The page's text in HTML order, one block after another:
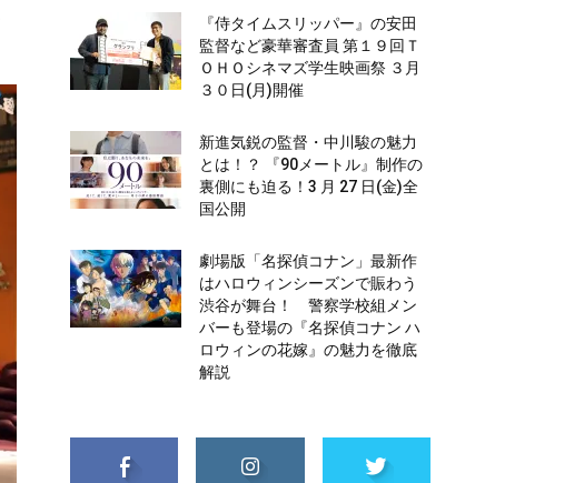
『侍タイムスリッパー』の安田
監督など豪華審査員 第１９回Ｔ
ＯＨＯシネマズ学生映画祭 ３月
３０日(月)開催
新進気鋭の監督・中川駿の魅力
とは！？ 『90メートル』制作の
裏側にも迫る！3 月 27 日(金)全
国公開
劇場版「名探偵コナン」最新作
はハロウィンシーズンで賑わう
渋谷が舞台！ 警察学校組メン
バーも登場の『名探偵コナン ハ
ロウィンの花嫁』の魅力を徹底
解説